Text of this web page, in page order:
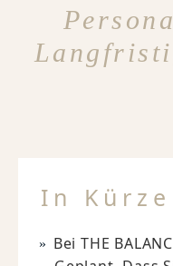
In Kürze
Bei THE